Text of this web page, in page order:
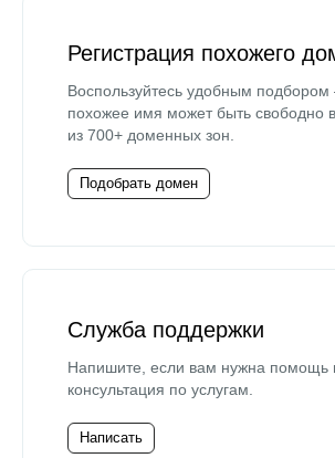
Регистрация похожего
Воспользуйтесь удобным
похожее имя может быть свободно
из 700+ доменных зон.
Подобрать домен
Служба поддержки
Напишите, если вам нужна помощь
консультация по услугам.
Написать